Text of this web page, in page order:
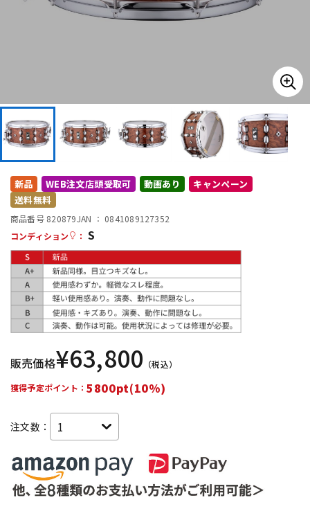
アンプ エフェクター
DTM オンライン納品 レコーディング機器
中古
新品 WEB注文店頭受取可 動画あり
キャンペーン
送料無料
商品番号 820879JAN ： 0841089127352
コンディション
： S
販売価格¥63,800 （税込）
獲得予定ポイント： 5800pt(10%)
注文数：